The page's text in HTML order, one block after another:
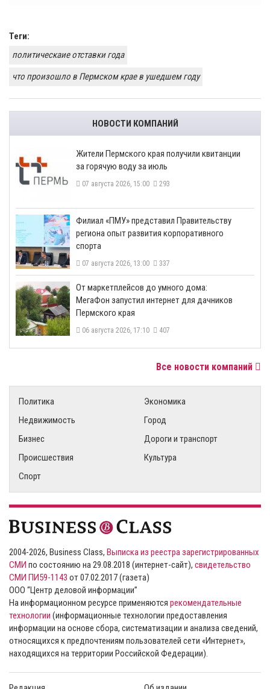
Теги:
политическаие отставки года
что произошло в Пермском крае в ушедшем году
НОВОСТИ КОМПАНИЙ
​Жители Пермского края получили квитанции
за горячую воду за июль
07 августа 2026, 15:00 293
​Филиал «ПМУ» представил Правительству
региона опыт развития корпоративного
спорта
07 августа 2026, 13:00 337
От маркетплейсов до умного дома:
МегаФон запустил интернет для дачников
Пермского края
06 августа 2026, 17:10 407
Все новости компаний
Политика
Экономика
Недвижимость
Город
Бизнес
Дороги и транспорт
Происшествия
Культура
Спорт
2004-2026, Business Class, Выписка из реестра зарегистрированных
СМИ по состоянию на 29.08.2018 (интернет-сайт), свидетельство
СМИ ПИ59-1143 от 07.02.2017 (газета)
ООО “Центр деловой информации”
На информационном ресурсе применяются рекомендательные
технологии (информационные технологии предоставления
информации на основе сбора, систематизации и анализа сведений,
относящихся к предпочтениям пользователей сети «Интернет»,
находящихся на территории Российской Федерации).